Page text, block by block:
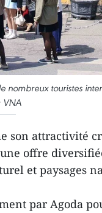
nombreux touristes
VNA
son attractivité
offre
et paysages
par Agoda